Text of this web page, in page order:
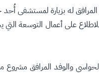
المرافق له بزيارة
على أعمال التوسعة
والوفد المرافق مشروع